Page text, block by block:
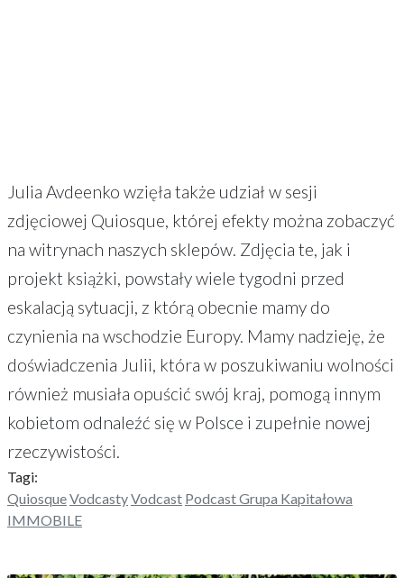
Julia Avdeenko wzięła także udział w sesji
zdjęciowej Quiosque, której efekty można zobaczyć
na witrynach naszych sklepów. Zdjęcia te, jak i
projekt książki, powstały wiele tygodni przed
eskalacją sytuacji, z którą obecnie mamy do
czynienia na wschodzie Europy. Mamy nadzieję, że
doświadczenia Julii, która w poszukiwaniu wolności
również musiała opuścić swój kraj, pomogą innym
kobietom odnaleźć się w Polsce i zupełnie nowej
rzeczywistości.
Tagi:
QuiosqueVodcastyVodcast Podcast Grupa Kapitałowa
IMMOBILE